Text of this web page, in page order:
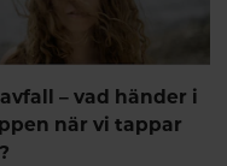
and muscle
in elderly men. British
of Nutrition. 2015.
Peptides in
with Resistance
Improve Body
– vad händer i
när vi tappar